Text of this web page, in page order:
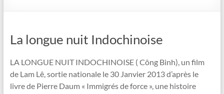
La longue nuit Indochinoise
LA LONGUE NUIT INDOCHINOISE ( Công Binh), un film
de Lam Lê, sortie nationale le 30 Janvier 2013 d’après le
livre de Pierre Daum « Immigrés de force », une histoire